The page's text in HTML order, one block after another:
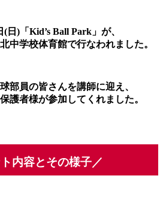
(日)「Kid’s Ball Park」が、
中学校体育館で行なわれました。
部員の皆さんを講師に迎え、
護者様が参加してくれました。
内容とその様子／